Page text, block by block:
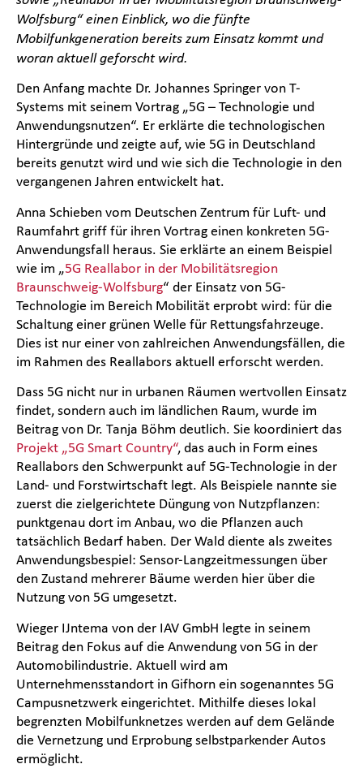
Wolfsburg“ einen Einblick, wo die fünfte
Mobilfunkgeneration bereits zum Einsatz kommt und
woran aktuell geforscht wird.
Den Anfang machte Dr. Johannes Springer von T-
Systems mit seinem Vortrag „5G – Technologie und
Anwendungsnutzen“. Er erklärte die technologischen
Hintergründe und zeigte auf, wie 5G in Deutschland
bereits genutzt wird und wie sich die Technologie in den
vergangenen Jahren entwickelt hat.
Anna Schieben vom Deutschen Zentrum für Luft- und
Raumfahrt griff für ihren Vortrag einen konkreten 5G-
Anwendungsfall heraus. Sie erklärte an einem Beispiel
wie im „5G Reallabor in der Mobilitätsregion
Braunschweig-Wolfsburg“ der Einsatz von 5G-
Technologie im Bereich Mobilität erprobt wird: für die
Schaltung einer grünen Welle für Rettungsfahrzeuge.
Dies ist nur einer von zahlreichen Anwendungsfällen, die
im Rahmen des Reallabors aktuell erforscht werden.
Dass 5G nicht nur in urbanen Räumen wertvollen Einsatz
findet, sondern auch im ländlichen Raum, wurde im
Beitrag von Dr. Tanja Böhm deutlich. Sie koordiniert das
Projekt „5G Smart Country“, das auch in Form eines
Reallabors den Schwerpunkt auf 5G-Technologie in der
Land- und Forstwirtschaft legt. Als Beispiele nannte sie
zuerst die zielgerichtete Düngung von Nutzpflanzen:
punktgenau dort im Anbau, wo die Pflanzen auch
tatsächlich Bedarf haben. Der Wald diente als zweites
Anwendungsbespiel: Sensor-Langzeitmessungen über
den Zustand mehrerer Bäume werden hier über die
Nutzung von 5G umgesetzt.
Wieger IJntema von der IAV GmbH legte in seinem
Beitrag den Fokus auf die Anwendung von 5G in der
Automobilindustrie. Aktuell wird am
Unternehmensstandort in Gifhorn ein sogenanntes 5G
Campusnetzwerk eingerichtet. Mithilfe dieses lokal
begrenzten Mobilfunknetzes werden auf dem Gelände
die Vernetzung und Erprobung selbstparkender Autos
ermöglicht.